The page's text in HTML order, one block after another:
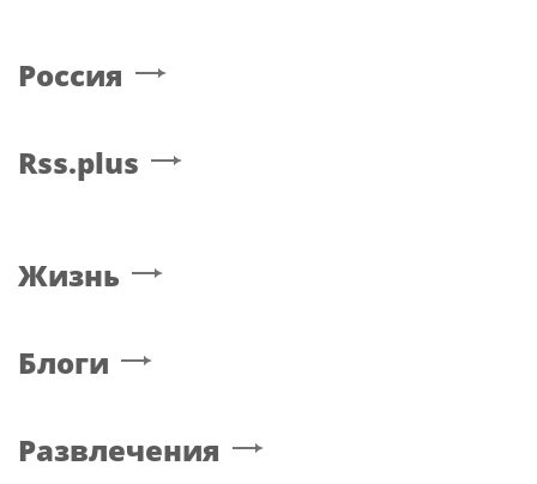
Россия
Rss.plus
Жизнь
Блоги
Развлечения